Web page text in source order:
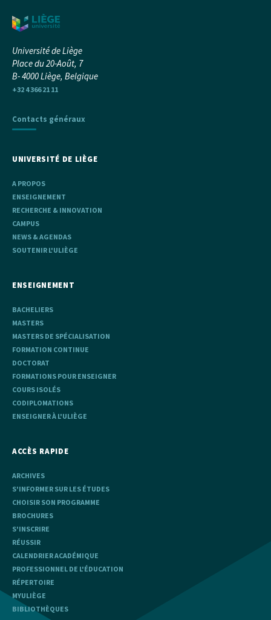
Université de Liège
Place du 20-Août, 7
B- 4000 Liège, Belgique
+32 4 366 21 11
Contacts généraux
UNIVERSITÉ DE LIÈGE
A PROPOS
ENSEIGNEMENT
RECHERCHE & INNOVATION
CAMPUS
NEWS & AGENDAS
SOUTENIR L'ULIÈGE
ENSEIGNEMENT
BACHELIERS
MASTERS
MASTERS DE SPÉCIALISATION
FORMATION CONTINUE
DOCTORAT
FORMATIONS POUR ENSEIGNER
COURS ISOLÉS
CODIPLOMATIONS
ENSEIGNER À L'ULIÈGE
ACCÈS RAPIDE
ARCHIVES
S'INFORMER SUR LES ÉTUDES
CHOISIR SON PROGRAMME
BROCHURES
S'INSCRIRE
RÉUSSIR
CALENDRIER ACADÉMIQUE
PROFESSIONNEL DE L'ÉDUCATION
RÉPERTOIRE
MYULIÈGE
BIBLIOTHÈQUES